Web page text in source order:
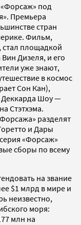
под
Премьера
стран
Фильм,
площадкой
Дизеля, и его
уже знают,
в космос
Сон Кан),
Деккарда Шоу —
Стэтхэма.
разделят
и Дары
«Форсаж»
сборы по всему
на звание
$1 млрд в мире и
неизвестно,
моря:
млн на